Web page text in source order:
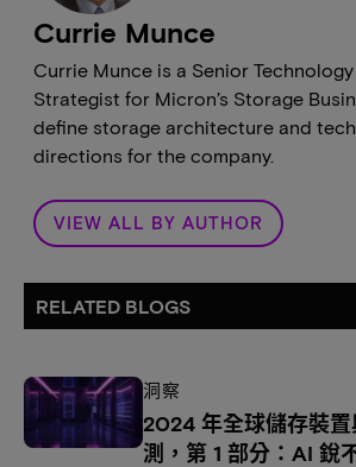
Currie Munce is a Senior
Strategist for Micron’s Storage
define storage architecture and
directions for the company.
Currie Munce
VIEW ALL BY AUTHOR
RELATED BLOGS
洞察
2024 年全球儲存裝
測，第 1 部分：AI 銳